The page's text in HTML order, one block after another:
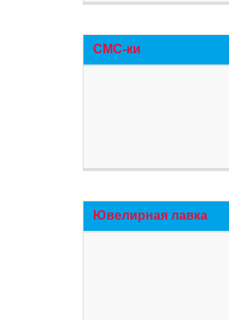
СМС-ки
Ювелирная лавка